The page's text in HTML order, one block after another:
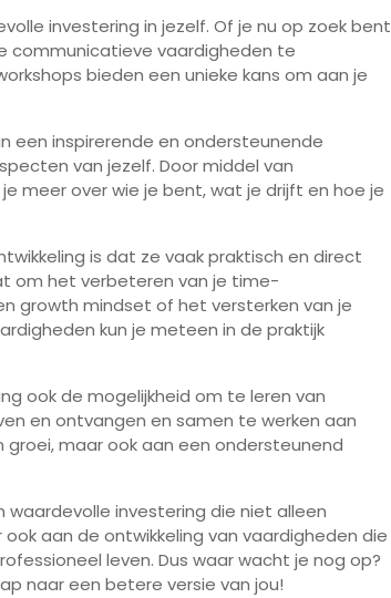
investering in jezelf. Of je nu op zoek bent
communicatieve vaardigheden te
bieden een unieke kans om aan je
een inspirerende en ondersteunende
van jezelf. Door middel van
meer over wie je bent, wat je drijft en hoe je
is dat ze vaak praktisch en direct
om het verbeteren van je time-
growth mindset of het versterken van je
kun je meteen in de praktijk
ook de mogelijkheid om te leren van
en ontvangen en samen te werken aan
maar ook aan een ondersteunend
waardevolle investering die niet alleen
aan de ontwikkeling van vaardigheden die
leven. Dus waar wacht je nog op?
naar een betere versie van jou!